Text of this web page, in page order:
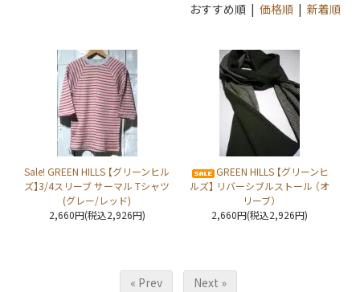
おすすめ順 | 価格順| 新着順
Sale! GREEN HILLS 【グリーンヒル
ズ】3/4スリーブ サーマル Tシャツ
(グレー/レッド)
2,660円(税込2,926円)
GREEN HILLS 【グリーンヒ
ルズ】 リバーシブルストール （オ
リーブ）
2,660円(税込2,926円)
« Prev
Next »